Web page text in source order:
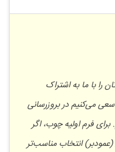
را با ما به اشتراک
می‌کنیم در بروزرسانی
برای فرم اولیه چوب، اگر
(عمودبر) انتخاب مناسب‌تر